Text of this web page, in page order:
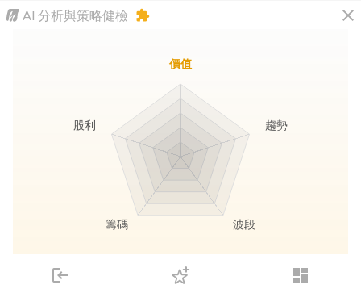
login dashboard
下單
AI 分析與策略健檢 close
extension
長線價值 存股收息
價值
趨勢
波段
籌碼
股利